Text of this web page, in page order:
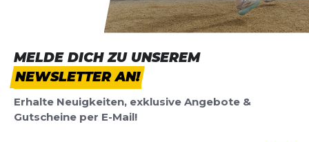
MELDE DICH ZU UNSEREM
NEWSLETTER AN!
Erhalte Neuigkeiten, exklusive Angebote &
Gutscheine per E-Mail!